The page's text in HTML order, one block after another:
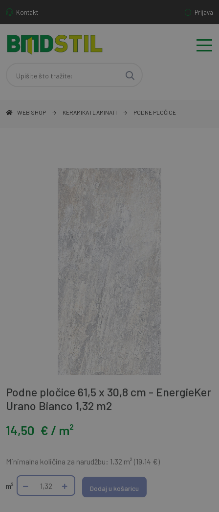
Kontakt Prijava
WEB SHOP KERAMIKA I LAMINATI PODNE PLOČICE
Podne pločice 61,5 x 30,8 cm - EnergieKer
Urano Bianco 1,32 m2
14,50 € / m²
Minimalna količina za narudžbu: 1,32 m² (19,14 €)
m² Dodaj u košaricu